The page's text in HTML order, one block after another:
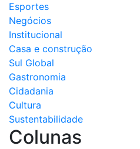
Esportes
Negócios
Institucional
Casa e construção
Sul Global
Gastronomia
Cidadania
Cultura
Sustentabilidade
Colunas